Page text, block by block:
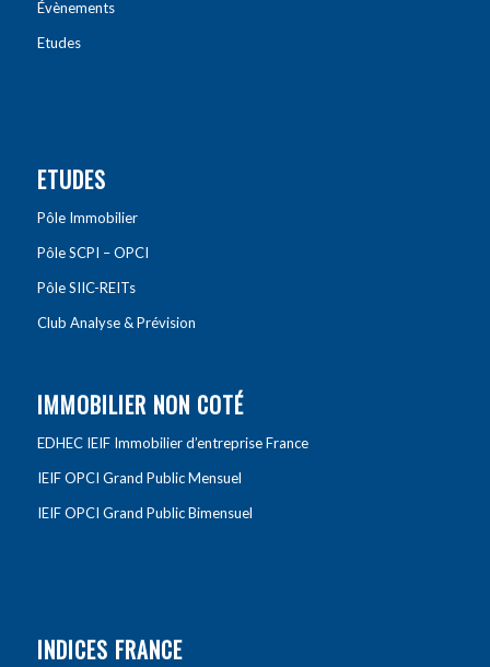
Évènements
Etudes
ETUDES
Pôle Immobilier
Pôle SCPI – OPCI
Pôle SIIC-REITs
Club Analyse & Prévision
IMMOBILIER NON COTÉ
EDHEC IEIF Immobilier d’entreprise France
IEIF OPCI Grand Public Mensuel
IEIF OPCI Grand Public Bimensuel
INDICES FRANCE